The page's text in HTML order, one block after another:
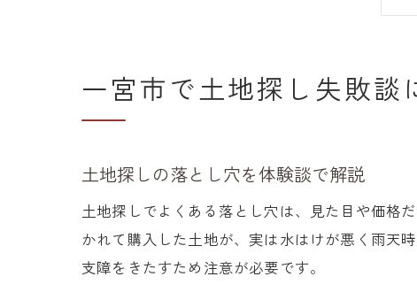
一宮市で土地探し失敗談
土地探しの落とし穴を体験談で解説
土地探しでよくある落とし穴は、見た目や価格
かれて購入した土地が、実は水はけが悪く雨天
支障をきたすため注意が必要です。